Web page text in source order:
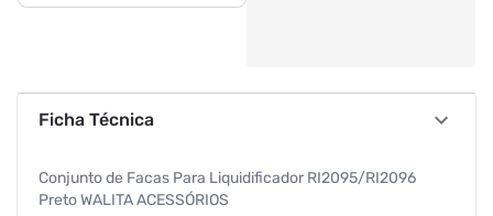
Ficha Técnica
Conjunto de Facas Para Liquidificador RI2095/RI2096
Preto WALITA ACESSÓRIOS